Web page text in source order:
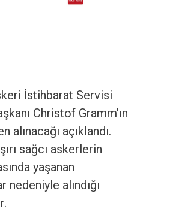
İstihbarat Servisi
Christof Gramm’ın
alınacağı açıklandı.
sağcı askerlerin
yaşanan
nedeniyle alındığı